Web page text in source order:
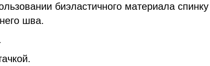
биэластичного материала спинку
шва.